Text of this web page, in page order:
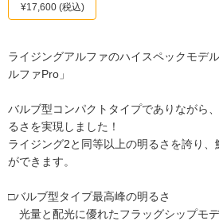
¥17,600 (税込)
ライジングアルファのハイスペックモデ
ルファPro」
バルブ型コンパクトタイプでありながら
るさを実現しました！
ライジング2と同等以上の明るさを誇り、
ができます。
□バルブ型タイプ最高峰の明るさ
光量と配光に優れたフラッグシップモ